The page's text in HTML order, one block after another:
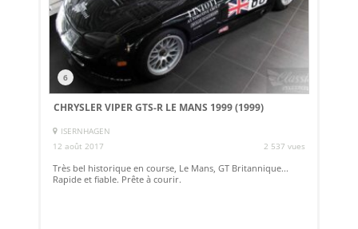
6
CHRYSLER VIPER GTS-R LE MANS 1999 (1999)
ISERNHAGEN
12 août 2017
2 537 vues
Très bel historique en course, Le Mans, GT Britannique...
Rapide et fiable. Prête à courir.